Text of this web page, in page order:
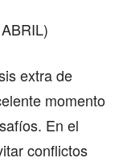
extra de
momento
En el
conflictos